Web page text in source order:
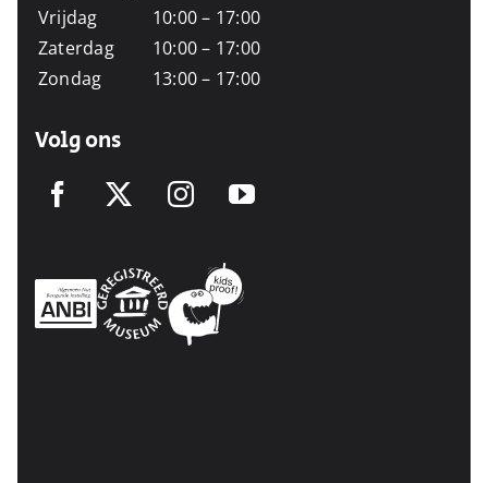
Vrijdag
Zaterdag
Zondag
10:00 – 17:00
10:00 – 17:00
13:00 – 17:00
Volg ons